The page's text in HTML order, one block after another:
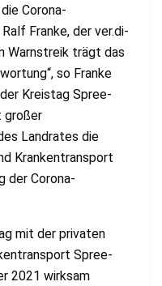
Corona-
Franke, der ver.di-
Warnstreik trägt das
so Franke
Kreistag Spree-
großer
Landrates die
Krankentransport
der Corona-
mit der privaten
Spree-
2021 wirksam